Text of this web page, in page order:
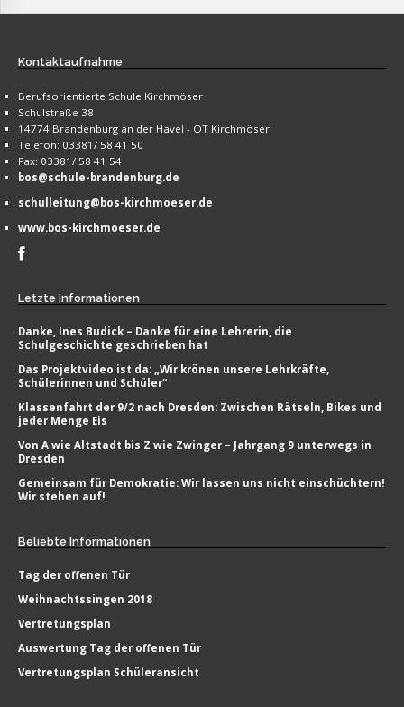
Kontaktaufnahme
Berufsorientierte Schule Kirchmöser
Schulstraße 38
14774 Brandenburg an der Havel - OT Kirchmöser
Telefon: 03381/ 58 41 50
Fax: 03381/ 58 41 54
bos@schule-brandenburg.de
schulleitung@bos-kirchmoeser.de
www.bos-kirchmoeser.de
Letzte Informationen
Danke, Ines Budick – Danke für eine Lehrerin, die
Schulgeschichte geschrieben hat
Das Projektvideo ist da: „Wir krönen unsere Lehrkräfte,
Schülerinnen und Schüler“
Klassenfahrt der 9/2 nach Dresden: Zwischen Rätseln, Bikes und
jeder Menge Eis
Von A wie Altstadt bis Z wie Zwinger – Jahrgang 9 unterwegs in
Dresden
Gemeinsam für Demokratie: Wir lassen uns nicht einschüchtern!
Wir stehen auf!
Beliebte Informationen
Tag der offenen Tür
Weihnachtssingen 2018
Vertretungsplan
Auswertung Tag der offenen Tür
Vertretungsplan Schüleransicht